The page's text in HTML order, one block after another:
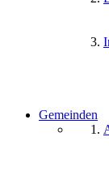
Gemeinden